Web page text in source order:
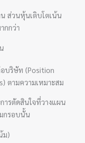
ส่วนหุ้นเติบโตเน้น
กกว่า
บริษัท (Position
ตามความเหมาะสม
ารตัดสินใจที่วางแผน
กรอบนั้น
ม)